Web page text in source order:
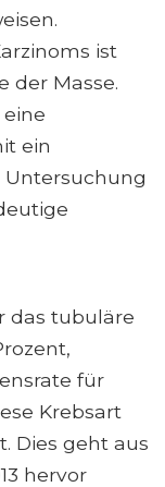
ist
der Masse.
ein
Untersuchung
das tubuläre
für
Krebsart
Dies geht aus
hervor